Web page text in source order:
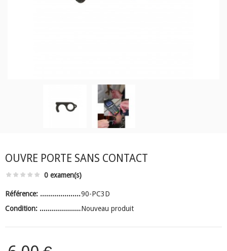
OUVRE PORTE SANS CONTACT
0 examen(s)
Référence:
90-PC3D
Condition:
Nouveau produit